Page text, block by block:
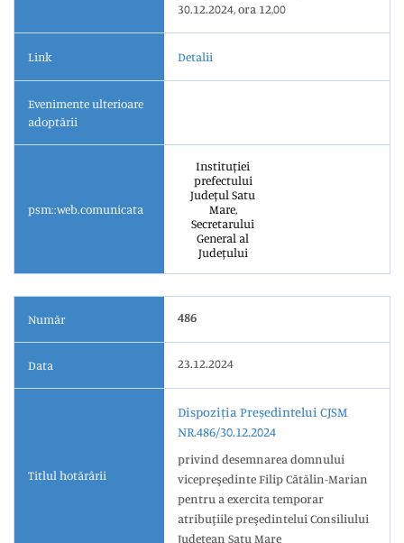
30.12.2024, ora 12,00
Link Detalii
Evenimente ulterioare
adoptării
psm::web.comunicata
Instituției
prefectului
Județul Satu
Mare,
Secretarului
General al
Județului
Număr 486
Data 23.12.2024
Titlul hotărârii
Dispoziția Președintelui CJSM
NR.486/30.12.2024
privind desemnarea domnului
vicepreşedinte Filip Cătălin-Marian
pentru a exercita temporar
atribuţiile preşedintelui Consiliului
Judeţean Satu Mare